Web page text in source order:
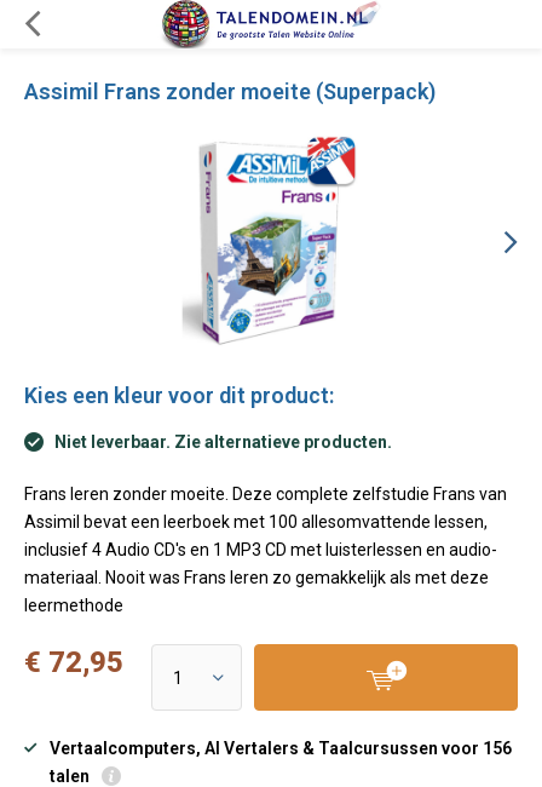
Assimil Frans zonder moeite (Superpack)
Kies een kleur voor dit product:
Niet leverbaar. Zie alternatieve producten.
Frans leren zonder moeite. Deze complete zelfstudie Frans van
Assimil bevat een leerboek met 100 allesomvattende lessen,
inclusief 4 Audio CD's en 1 MP3 CD met luisterlessen en audio-
materiaal. Nooit was Frans leren zo gemakkelijk als met deze
leermethode
€ 72,95
Vertaalcomputers, AI Vertalers & Taalcursussen voor 156
talen